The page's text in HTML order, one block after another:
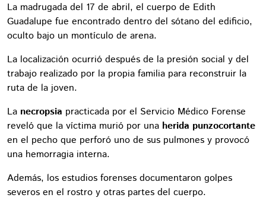
La madrugada del 17 de abril, el cuerpo de Edith
Guadalupe fue encontrado dentro del sótano del edificio,
oculto bajo un montículo de arena.
La localización ocurrió después de la presión social y del
trabajo realizado por la propia familia para reconstruir la
ruta de la joven.
La necropsia practicada por el Servicio Médico Forense
reveló que la víctima murió por una herida punzocortante
en el pecho que perforó uno de sus pulmones y provocó
una hemorragia interna.
Además, los estudios forenses documentaron golpes
severos en el rostro y otras partes del cuerpo.